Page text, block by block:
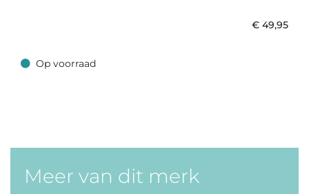
€ 49,95
Op voorraad
Op voorraad
Meer van dit merk